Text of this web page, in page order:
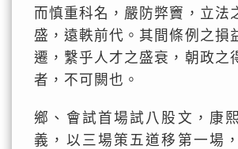
而慎重科名，嚴防弊竇，立法
盛，遠軼前代。其間條例之損
遷，繫乎人才之盛衰，朝政之
者，不可闕也。
鄉、會試首場試八股文，康
義，以三場策五道移第一場